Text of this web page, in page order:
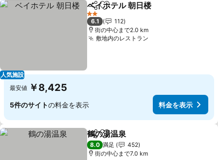
人気施設
シェアお気に入りに追加
ベイホテル 朝日楼
2 ホテルのランク
6.1
112
街の中心まで2.0 km
敷地内のレストラン
最安値 ￥8,425
5件のサイトの料金を表示 料金を表示
シェアお気に入りに追加
鶴の湯温泉
8.0 満足
452
街の中心まで7.0 km